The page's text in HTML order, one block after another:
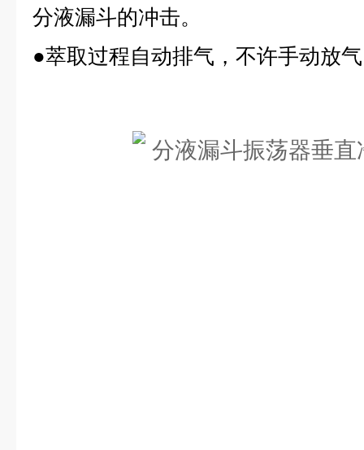
分液漏斗的冲击。
●萃取过程自动排气，不许手动放